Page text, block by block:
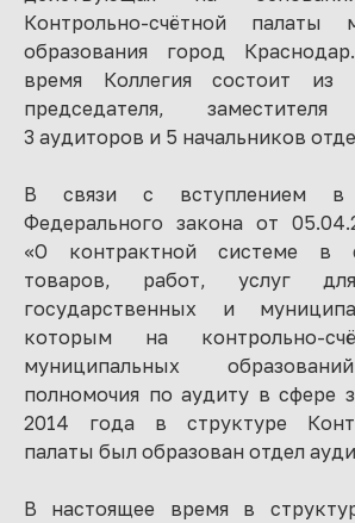
Контрольно-счётной палаты
образования город
время Коллегия состоит
председателя, заместителя
3 аудиторов и 5 начальников
В связи с вступлением в
Федерального закона от
«О контрактной системе в
товаров, работ, услуг для
государственных и
которым на контрольно-
муниципальных
полномочия по аудиту в сфере
2014 года в структуре
палаты был образован отдел
В настоящее время в